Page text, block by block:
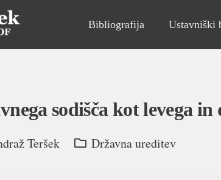
Bibliografija Ustavniški
sodišča kot levega in
Teršek Državna ureditev